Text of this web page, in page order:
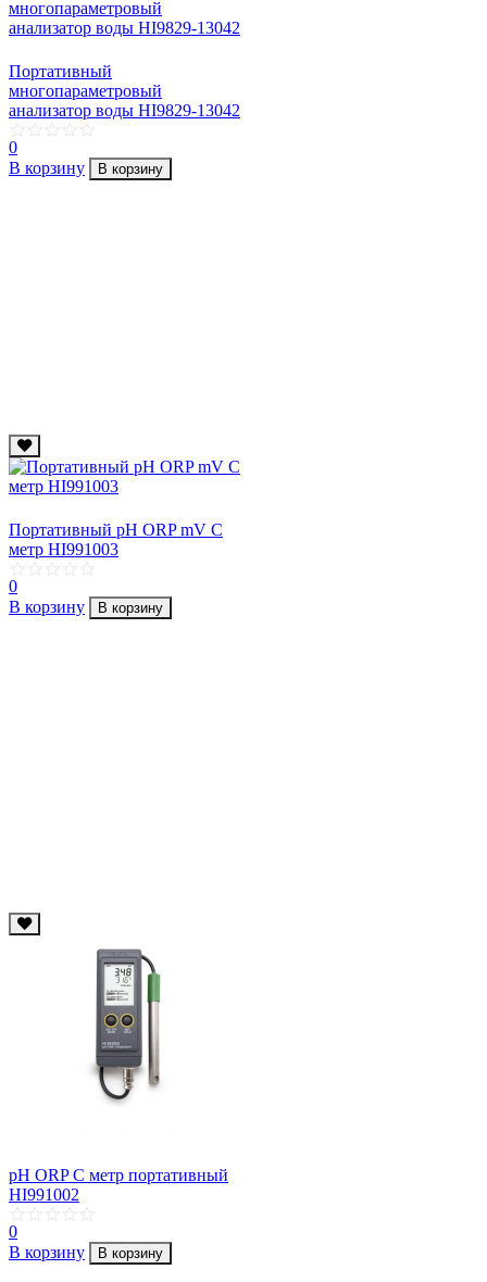
Портативный
многопараметровый
анализатор воды HI9829-13042
0
В корзину
В корзину
Портативный рН ORP mV C
метр HI991003
0
В корзину
В корзину
рН ORP C метр портативный
HI991002
0
В корзину
В корзину